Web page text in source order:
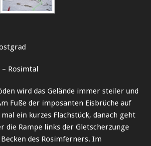
– Rosimtal
wird das Gelände immer steiler und
Fuße der imposanten Eisbrüche auf
ein kurzes Flachstück, danach geht
die Rampe links der Gletscherzunge
des Rosimferners. Im